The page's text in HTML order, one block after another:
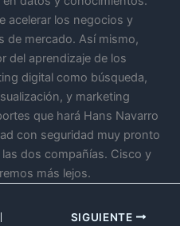
acelerar los negocios y
de mercado. Así mismo,
del aprendizaje de los
digital como búsqueda,
y marketing
que hará Hans Navarro
con seguridad muy pronto
dos compañías. Cisco y
más lejos.
SIGUIENTE